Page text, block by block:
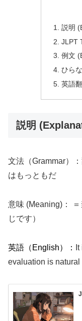
説明
JLPT
例文
ひら
英語
説明
文法（Grammar）
はもっともだ
意味 (Meaning)：
じです）
英語（English）：
evaluation is natural